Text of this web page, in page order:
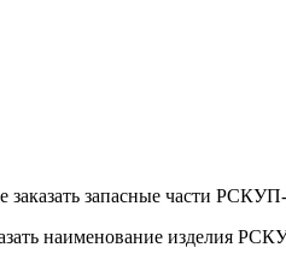
заказать запасные части
наименование изделия